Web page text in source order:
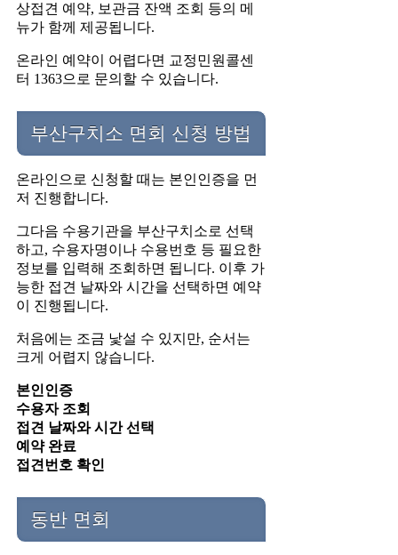
상접견 예약, 보관금 잔액 조회 등의 메
뉴가 함께 제공됩니다.
온라인 예약이 어렵다면 교정민원콜센
터 1363으로 문의할 수 있습니다.
부산구치소 면회 신청 방법
온라인으로 신청할 때는 본인인증을 먼
저 진행합니다.
그다음 수용기관을 부산구치소로 선택
하고, 수용자명이나 수용번호 등 필요한
정보를 입력해 조회하면 됩니다. 이후 가
능한 접견 날짜와 시간을 선택하면 예약
이 진행됩니다.
처음에는 조금 낯설 수 있지만, 순서는
크게 어렵지 않습니다.
본인인증
수용자 조회
접견 날짜와 시간 선택
예약 완료
접견번호 확인
동반 면회